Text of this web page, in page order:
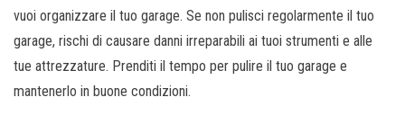
vuoi organizzare il tuo garage. Se non pulisci regolarmente il tuo
garage, rischi di causare danni irreparabili ai tuoi strumenti e alle
tue attrezzature. Prenditi il ​​tempo per pulire il tuo garage e
mantenerlo in buone condizioni.